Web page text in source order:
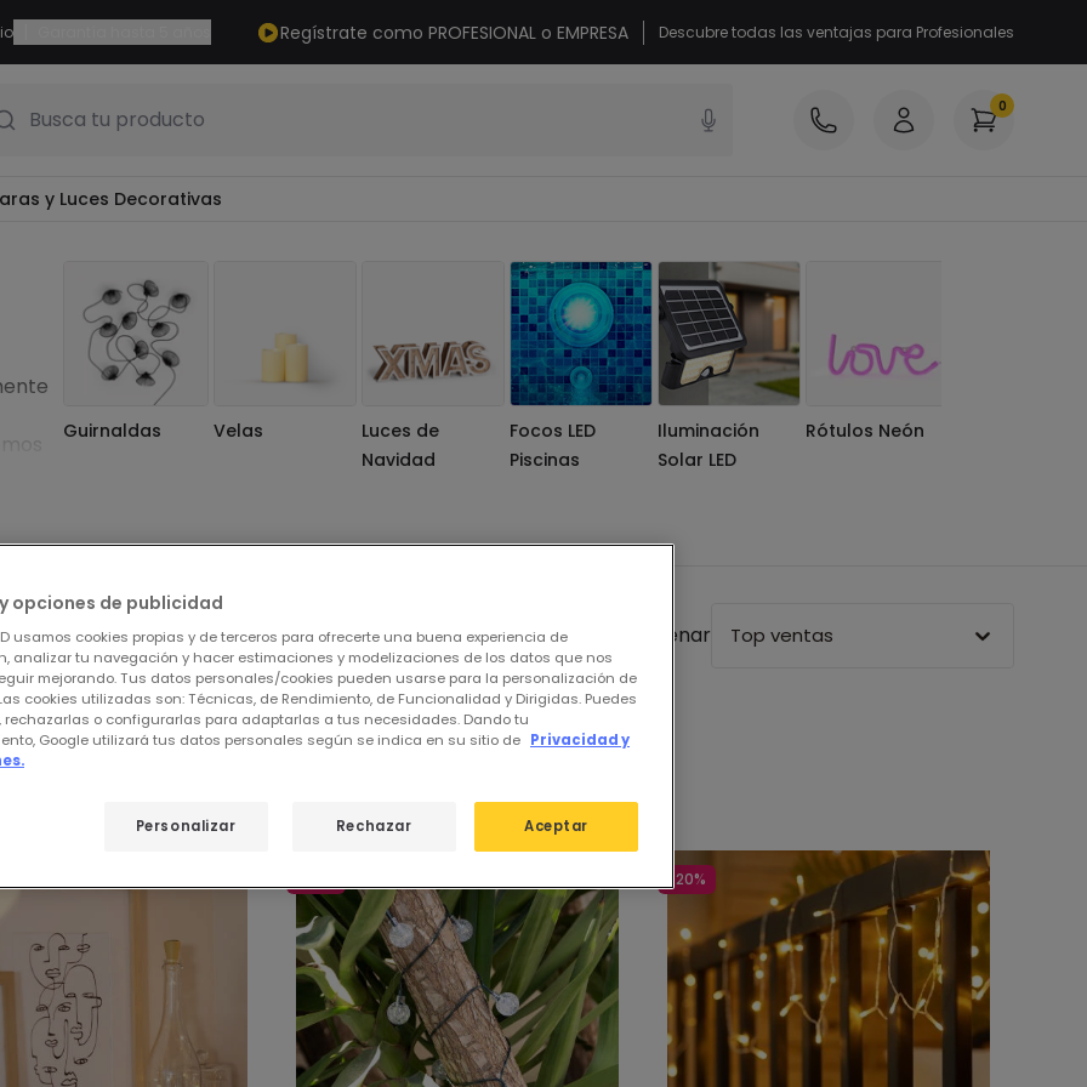
Regístrate como PROFESIONAL o EMPRESA Descubre todas las ventajas para Profesionales
Busca tu producto 0
y Luces Decorativas
la
Guirnaldas Velas
Luces de
Navidad
Focos LED
Piscinas
Iluminación
Solar LED
Rótulos Neón
Ordenar Top ventas
Lámparas y Luces Decorativas
-20%
opciones de publicidad
usamos cookies propias y de terceros para ofrecerte una buena experiencia de
analizar tu navegación y hacer estimaciones y modelizaciones de los datos que nos
mejorando. Tus datos personales/cookies pueden usarse para la personalización de
cookies utilizadas son: Técnicas, de Rendimiento, de Funcionalidad y Dirigidas. Puedes
rechazarlas o configurarlas para adaptarlas a tus necesidades. Dando tu
Google utilizará tus datos personales según se indica en su sitio de Privacidad y
Rechazar Aceptar
Personalizar